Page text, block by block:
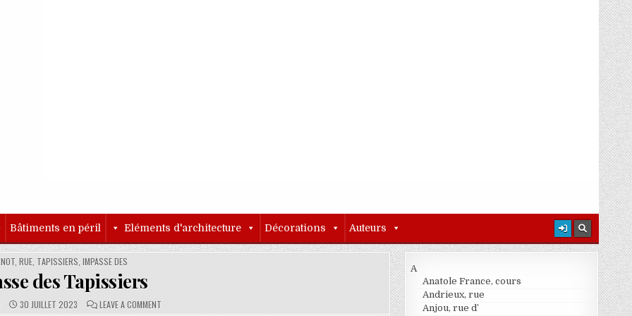
Bâtiments en péril Eléments d'architecture Décorations Auteurs
IN
RUE, TAPISSIERS, IMPASSE DES
des Tapissiers
PUBLISHED DATE:
30 JUILLET 2023 COMMENTS:
LEAVE A COMMENT
A
Anatole France, cours
Andrieux, rue
Anjou, rue d’